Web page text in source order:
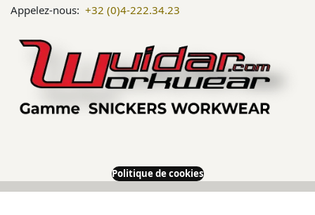
Appelez-nous: +32 (0)4-222.34.23
Politique de cookies